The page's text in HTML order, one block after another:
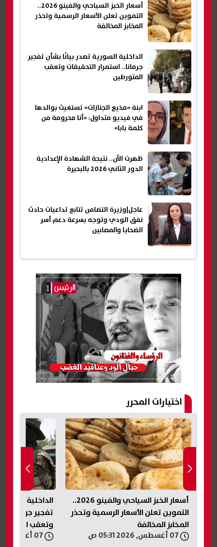
أسعار الخبز السياحي والفينو 2026..
التموين تعلن الأسعار الرسمية وتحذر
المخابز المخالفة
الداخلية السورية تصدر بيانًا بشأن تفجير
جرمانا.. استمرار التحقيقات وتعقب
المتورطين
ابنة «مذيع الجنازات» تستغيث بوالدها
في فيديو متداول: «أنا محرومة من
كلمة بابا»
ظهرت الآن.. نتيجة الشهادة الإعدادية
الدور الثاني 2026 بالبحيرة
عاجل|وزيرة التضامن تتابع تداعيات حادث
نفق الودي وتوجه بسرعة دعم أسر
الضحايا والمصابين
اختيارات المحرر
أسعار الخبز السياحي والفينو 2026..
التموين تعلن الأسعار الرسمية وتحذر
المخابز المخالفة
الداخلية
تفجير جرمانا..
وتعقب